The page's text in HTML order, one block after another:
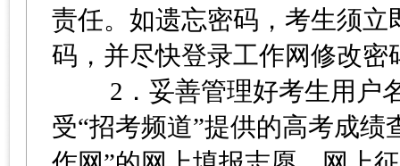
责任。如遗忘密码，考生须
码，并尽快登录工作网修改密
2．妥善管理好考生用户名
受“招考频道”提供的高考成